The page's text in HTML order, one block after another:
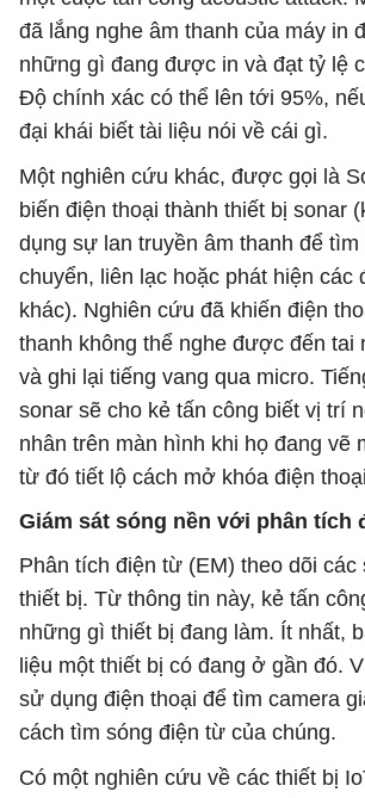
đã lắng nghe âm thanh của máy in
những gì đang được in và đạt tỷ lệ
Độ chính xác có thể lên tới 95%,
đại khái biết tài liệu nói về cái gì.
Một nghiên cứu khác, được gọi là
biến điện thoại thành thiết bị sonar
dụng sự lan truyền âm thanh để
chuyển, liên lạc hoặc phát hiện các
khác). Nghiên cứu đã khiến điện
thanh không thể nghe được đến tai
và ghi lại tiếng vang qua micro.
sonar sẽ cho kẻ tấn công biết vị trí
nhân trên màn hình khi họ đang vẽ
từ đó tiết lộ cách mở khóa điện
Giám sát sóng nền với phân tích
Phân tích điện từ (EM) theo dõi các
thiết bị. Từ thông tin này, kẻ tấn
những gì thiết bị đang làm. Ít nhất,
liệu một thiết bị có đang ở gần đó.
sử dụng điện thoại để tìm camera
cách tìm sóng điện từ của chúng.
Có một nghiên cứu về các thiết bị